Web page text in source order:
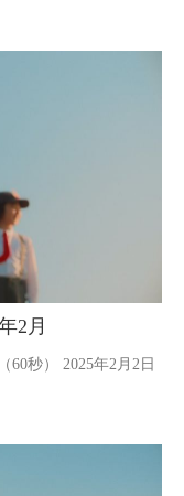
2月
60秒） 2025年2月2日